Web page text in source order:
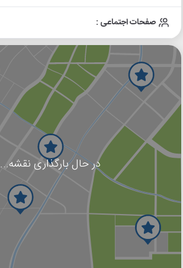
صفحات اجتماعی :
در حال بارگذاری نقشه...
گوگل